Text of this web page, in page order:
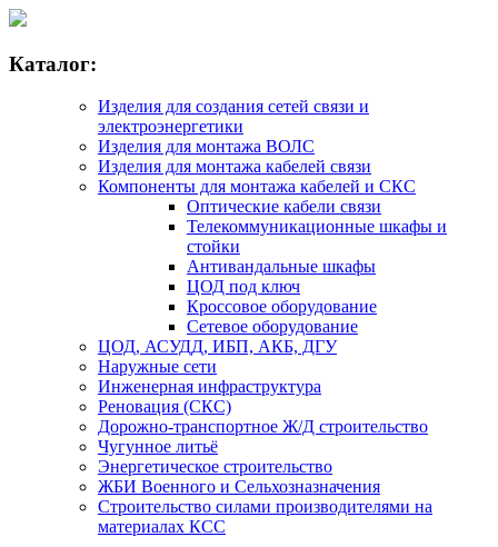
Каталог:
Изделия для создания сетей связи и
электроэнергетики
Изделия для монтажа ВОЛС
Изделия для монтажа кабелей связи
Компоненты для монтажа кабелей и СКС
Оптические кабели связи
Телекоммуникационные шкафы и
стойки
Антивандальные шкафы
ЦОД под ключ
Кроссовое оборудование
Сетевое оборудование
ЦОД, АСУДД, ИБП, АКБ, ДГУ
Наружные сети
Инженерная инфраструктура
Реновация (СКС)
Дорожно-транспортное Ж/Д строительство
Чугунное литьё
Энергетическое строительство
ЖБИ Военного и Сельхозназначения
Строительство силами производителями на
материалах КСС